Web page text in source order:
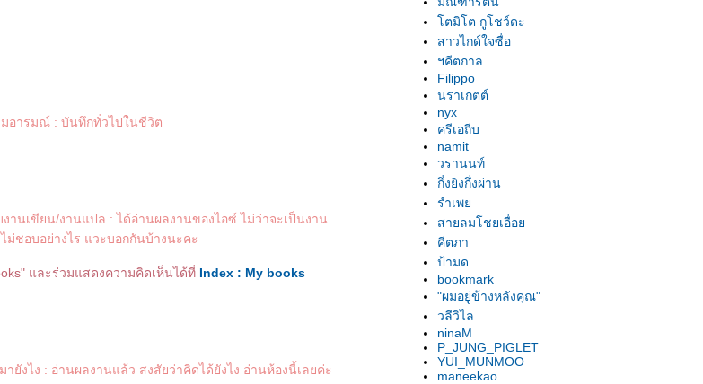
อารมณ์ : บันทึกทั่วไปในชีวิต
านเขียน/งานแปล : ได้อ่านผลงานของไอซ์ ไม่ว่าจะเป็นงาน
ชอบอย่างไร แวะบอกกันบ้างนะคะ
และร่วมแสดงความคิดเห็นได้ที่ Index : My books
ายังไง : อ่านผลงานแล้ว สงสัยว่าคิดได้ยังไง อ่านห้องนี้เลยค่ะ
ตมิโต กูโชว์ดะ
สาวไกด์ใจซื่อ
ฯคีตกาล
Filippo
นราเกตต์
nyx
ครีเอถีบ
namit
วรานนท์
กึ่งยิงกึ่งผ่าน
รำเพ
สายลมโชยเอื่อ
คีตภา
ป้ามด
bookmark
"ผมอยู่ข้างหลังคุณ"
วลีวิไล
ninaM
P_JUNG_PIGLET
YUI_MUNMOO
maneekao